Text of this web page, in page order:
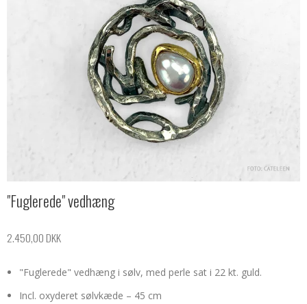
"Fuglerede" vedhæng
2.450,00 DKK
"Fuglerede" vedhæng i sølv, med perle sat i 22 kt. guld.
Incl. oxyderet sølvkæde – 45 cm